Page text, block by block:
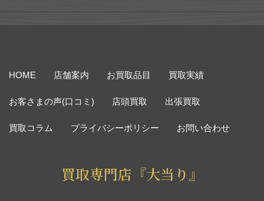
HOME 店舗案内 お買取品目 買取実績
お客さまの声(口コミ) 店頭買取 出張買取
買取コラム プライバシーポリシー お問い合わせ
買取専門店『大当り』